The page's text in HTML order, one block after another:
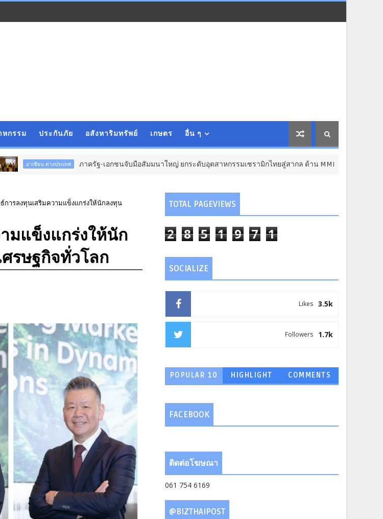
หกรรม ประกันภัย อสังหาริมทรัพย์ เกษตร อื่น ๆ
างประเทศ ภาครัฐ-เอกชนจับมือสัมมนาใหญ่ ยกระดับอุตสาหกรรมเซรามิกไทยสู่สากล ด้าน MMI Asia ชวนผู้ประกอบไทยร่วม
การลงทุนเสริมความแข็งแกร่งให้นักลงทุน
มแข็งแกร่งให้นัก
รษฐกิจทั่วโลก
TOTAL PAGEVIEWS
2 8 5 1 9 7 1
SOCIALIZE
3.5k
Likes
1.7k
Followers
POPULAR 10 HIGHLIGHT COMMENTS
FACEBOOK
ติดต่อโฆษณา
061 754 6169
@BIZTHAIPOST